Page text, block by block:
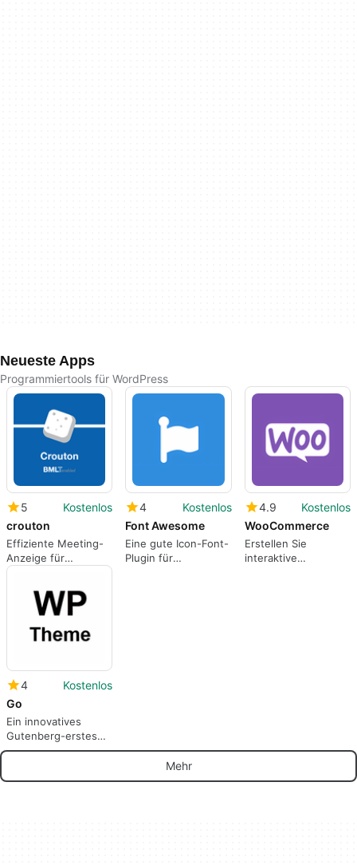
Neueste Apps
Programmiertools für WordPress
5
Kostenlos
crouton
Effiziente Meeting-
Anzeige für
WordPress
4
Kostenlos
Font Awesome
Eine gute Icon-Font-
Plugin für
4.9
Kostenlos
WooCommerce
Erstellen Sie
interaktive
4
Kostenlos
Go
Ein innovatives
Gutenberg-erstes
WP-Theme
Mehr